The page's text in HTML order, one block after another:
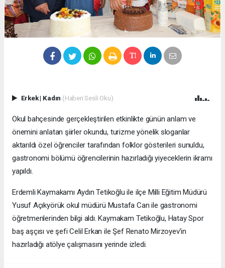
Erkek| Kadın (Haberi Sesli Oku)
Okul bahçesinde gerçekleştirilen etkinlikte günün anlam ve
önemini anlatan şiirler okundu, turizme yönelik sloganlar
aktarıldı özel öğrenciler tarafından folklor gösterileri sunuldu,
gastronomi bölümü öğrencilerinin hazırladığı yiyeceklerin ikramı
yapıldı.
Erdemli Kaymakamı Aydın Tetikoğlu ile ilçe Milli Eğitim Müdürü
Yusuf Açıkyörük okul müdürü Mustafa Can ile gastronomi
öğretmenlerinden bilgi aldı. Kaymakam Tetikoğlu, Hatay Spor
baş aşçısı ve şefi Celil Erkan ile Şef Renato Mirzoyev’in
hazırladığı atölye çalışmasını yerinde izledi.